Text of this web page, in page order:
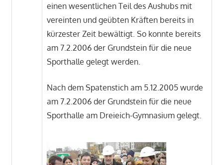
einen wesentlichen Teil des Aushubs mit
vereinten und geübten Kräften bereits in
kürzester Zeit bewältigt. So konnte bereits
am 7.2.2006 der Grundstein für die neue
Sporthalle gelegt werden.
Nach dem Spatenstich am 5.12.2005 wurde
am 7.2.2006 der Grundstein für die neue
Sporthalle am Dreieich-Gymnasium gelegt.